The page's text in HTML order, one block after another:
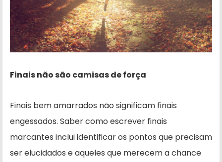
Finais não são camisas de força
Finais bem amarrados não significam finais
engessados. Saber como escrever finais
marcantes inclui identificar os pontos que precisam
ser elucidados e aqueles que merecem a chance